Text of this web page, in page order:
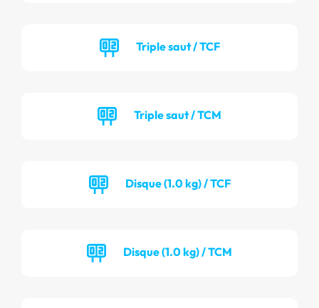
Triple saut / TCF
Triple saut / TCM
Disque (1.0 kg) / TCF
Disque (1.0 kg) / TCM